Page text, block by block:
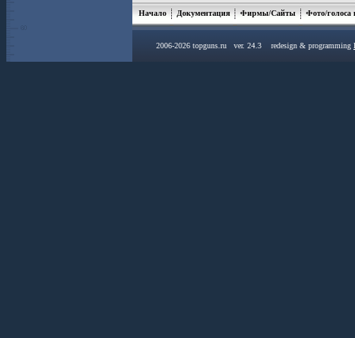
Начало Документация Фирмы/Сайты Фото/голоса
2006-2026 topguns.ru ver. 24.3 redesign & programming